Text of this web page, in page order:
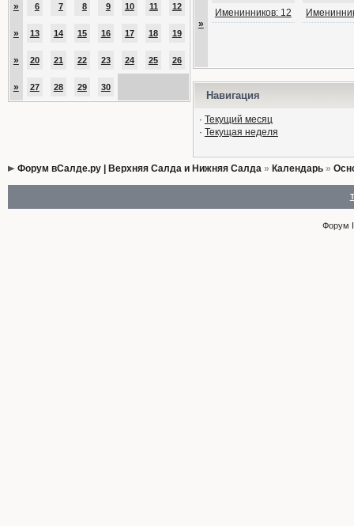
» 6 7 8 9 10 11 12
» 13 14 15 16 17 18 19
» 20 21 22 23 24 25 26
» 27 28 29 30
»
Именинников: 12
Навигация
· Текущий месяц
· Текущая неделя
Форум вСалде.ру | Верхняя Салда и Нижняя Салда» Календарь»
Форум